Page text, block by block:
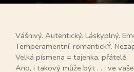
Vášnivý. Autentický. Láskyplný.
Temperamentní. romantickÝ.
Velká písmena = tajenka, přátelé.
Ano, i takový může být . . . ve